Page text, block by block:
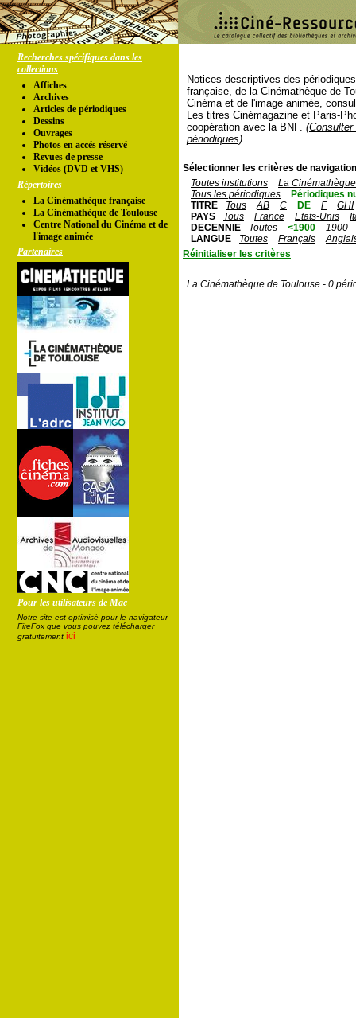
Recherches spécifiques dans les
collections
Affiches
Archives
Articles de périodiques
Dessins
Ouvrages
Photos en accés réservé
Revues de presse
Vidéos (DVD et VHS)
Répertoires
La Cinémathèque française
La Cinémathèque de Toulouse
Centre National du Cinéma et de
l'image animée
Partenaires
Pour les utilisateurs de Mac
Notre site est optimisé pour le navigateur
FireFox que vous pouvez télécharger
gratuitement ici
Notices descriptives des
française, de la Cinémathèque de
Cinéma et de l'image animée,
Les titres Cinémagazine et Paris-
coopération avec la BNF.
périodiques)
Sélectionner les critères de
Toutes institutions
La
Tous les périodiques
Périodiques
TITRE
Tous AB C DE F
GHI
PAYS
Tous France Etats-Unis
DECENNIE
Toutes <1900
1900
LANGUE
Toutes Français
Réinitialiser les critères
La Cinémathèque de Toulouse - 0